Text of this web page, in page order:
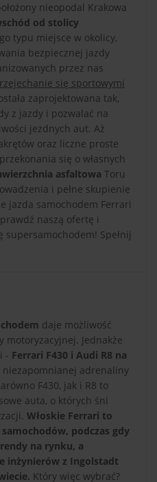
nieopodal Krakowa
od stolicy
typu miejsce w okolicy,
bezpiecznej jazdy
przez nas
się sportowymi
zaprojektowana tak,
z jazdy i pozwalać na
jezdnych aut. Aż
oraz liczne proste
się o własnych
asfaltowa Toru
i pełne skupienie
jazda samochodem Ferrari
naszą ofertę i
Spełnij
daje możliwość
motoryzacyjnej. Jednakże
- Ferrari F430 i Audi R8 na
niezapomnianej adrenaliny
F430, jak i R8 to
auta, o których śni
Włoskie Ferrari to
podczas gdy
na rynku, a
inżynierów z Ingolstadt
Który więc wybrać?